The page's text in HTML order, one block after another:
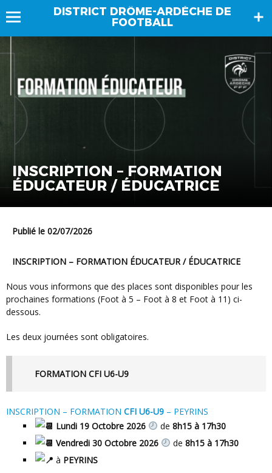
DISTRICT DRÔME-ARDÈCHE DE
FOOTBALL
INSCRIPTION – FORMATION
ÉDUCATEUR / ÉDUCATRICE
Publié le 02/07/2026
INSCRIPTION – FORMATION ÉDUCATEUR / ÉDUCATRICE
Nous vous informons que des places sont disponibles pour les
prochaines formations (Foot à 5 – Foot à 8 et Foot à 11) ci-
dessous.
Les deux journées sont obligatoires.
FORMATION CFI U6-U9
INSCRIPTION – FORMATION CFI U6-U9 – PEYRINS
Lundi 19 Octobre 2026
de 8h15 à 17h30
Vendredi 30 Octobre 2026
de 8h15 à 17h30
à PEYRINS